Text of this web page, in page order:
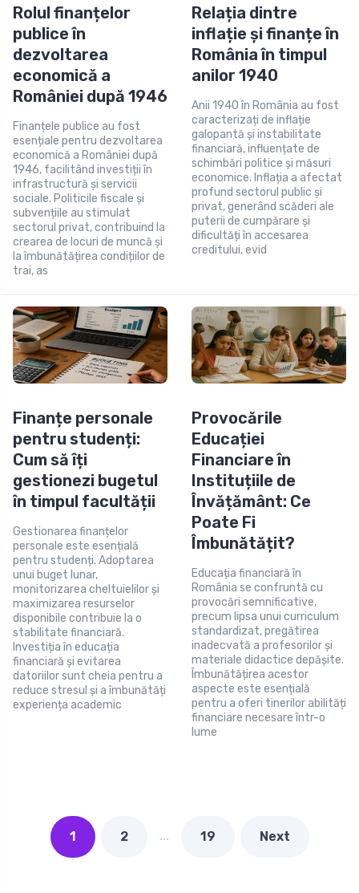
Rolul finanțelor
publice în
dezvoltarea
economică a
României după 1946
Finanțele publice au fost
esențiale pentru dezvoltarea
economică a României după
1946, facilitând investiții în
infrastructură și servicii
sociale. Politicile fiscale și
subvențiile au stimulat
sectorul privat, contribuind la
crearea de locuri de muncă și
la îmbunătățirea condițiilor de
trai, as
Relația dintre
inflație și finanțe în
România în timpul
anilor 1940
Anii 1940 în România au fost
caracterizați de inflație
galopantă și instabilitate
financiară, influențate de
schimbări politice și măsuri
economice. Inflația a afectat
profund sectorul public și
privat, generând scăderi ale
puterii de cumpărare și
dificultăți în accesarea
creditului, evid
Finanțe personale
pentru studenți:
Cum să îți
gestionezi bugetul
în timpul facultății
Gestionarea finanțelor
personale este esențială
pentru studenți. Adoptarea
unui buget lunar,
monitorizarea cheltuielilor și
maximizarea resurselor
disponibile contribuie la o
stabilitate financiară.
Investiția în educația
financiară și evitarea
datoriilor sunt cheia pentru a
reduce stresul și a îmbunătăți
experiența academic
Provocările
Educației
Financiare în
Instituțiile de
Învățământ: Ce
Poate Fi
Îmbunătățit?
Educația financiară în
România se confruntă cu
provocări semnificative,
precum lipsa unui curriculum
standardizat, pregătirea
inadecvată a profesorilor și
materiale didactice depășite.
Îmbunătățirea acestor
aspecte este esențială
pentru a oferi tinerilor abilități
financiare necesare într-o
lume
1 2 … 19 Next